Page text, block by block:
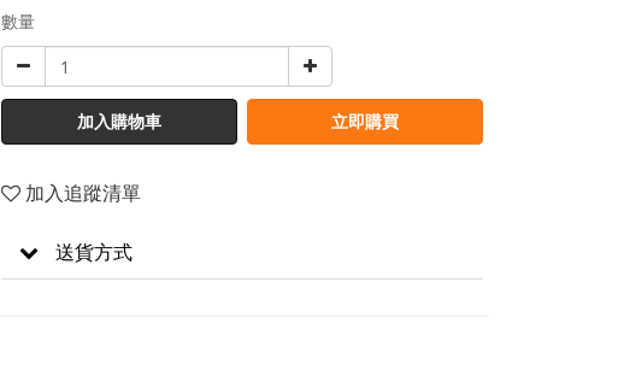
數量
加入購物車 立即購買
加入追蹤清單
送貨方式